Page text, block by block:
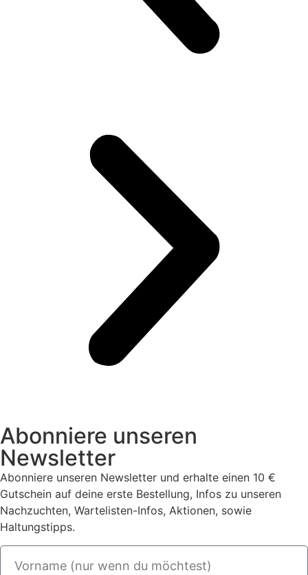
Abonniere unseren
Newsletter
Abonniere unseren Newsletter und erhalte einen 10 €
Gutschein auf deine erste Bestellung, Infos zu unseren
Nachzuchten, Wartelisten-Infos, Aktionen, sowie
Haltungstipps.